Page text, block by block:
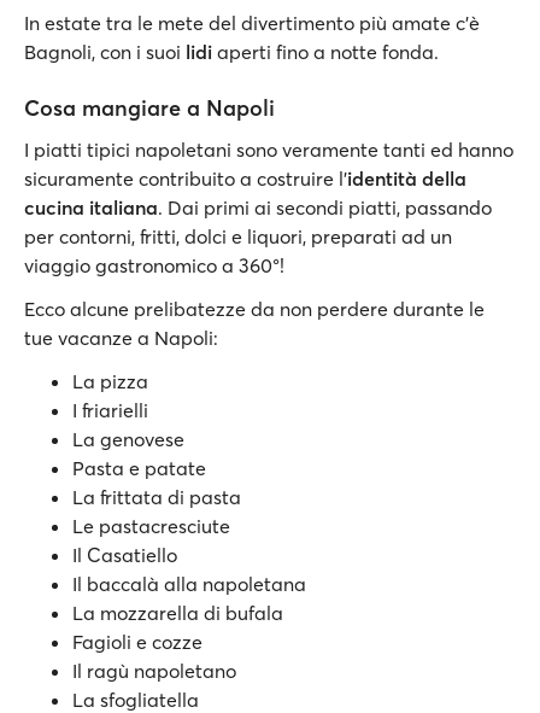
In estate tra le mete del divertimento più amate c'è
Bagnoli, con i suoi lidi aperti fino a notte fonda.
Cosa mangiare a Napoli
I piatti tipici napoletani sono veramente tanti ed hanno
sicuramente contribuito a costruire l'identità della
cucina italiana. Dai primi ai secondi piatti, passando
per contorni, fritti, dolci e liquori, preparati ad un
viaggio gastronomico a 360°!
Ecco alcune prelibatezze da non perdere durante le
tue vacanze a Napoli:
La pizza
I friarielli
La genovese
Pasta e patate
La frittata di pasta
Le pastacresciute
Il Casatiello
Il baccalà alla napoletana
La mozzarella di bufala
Fagioli e cozze
Il ragù napoletano
La sfogliatella